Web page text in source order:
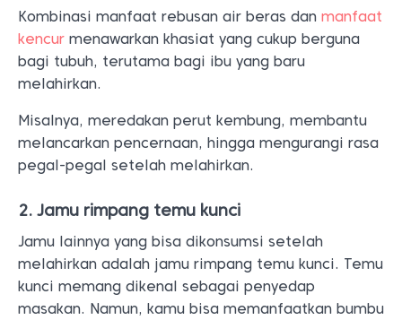
Kombinasi manfaat rebusan air beras dan manfaat
kencur menawarkan khasiat yang cukup berguna
bagi tubuh, terutama bagi ibu yang baru
melahirkan.
Misalnya, meredakan perut kembung, membantu
melancarkan pencernaan, hingga mengurangi rasa
pegal-pegal setelah melahirkan.
2. Jamu rimpang temu kunci
Jamu lainnya yang bisa dikonsumsi setelah
melahirkan adalah jamu rimpang temu kunci. Temu
kunci memang dikenal sebagai penyedap
masakan. Namun, kamu bisa memanfaatkan bumbu